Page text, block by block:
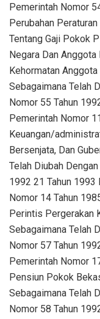
Pemerintah Nomor
Perubahan
Tentang Gaji Pokok
Negara Dan
Kehormatan
Sebagaimana Telah
Nomor 55 Tahun
Pemerintah Nomor
Keuangan/
Bersenjata, Dan
Telah Diubah
1992 21 Tahun 1993
Nomor 14 Tahun
Perintis Pergerakan
Sebagaimana Telah
Nomor 57 Tahun
Pemerintah Nomor
Pensiun Pokok
Sebagaimana Telah
Nomor 58 Tahun